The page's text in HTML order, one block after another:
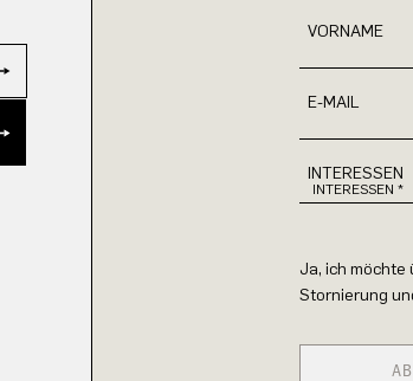
VORNAME
E-MAIL
INTERESSEN
Ja, ich
Stornierung